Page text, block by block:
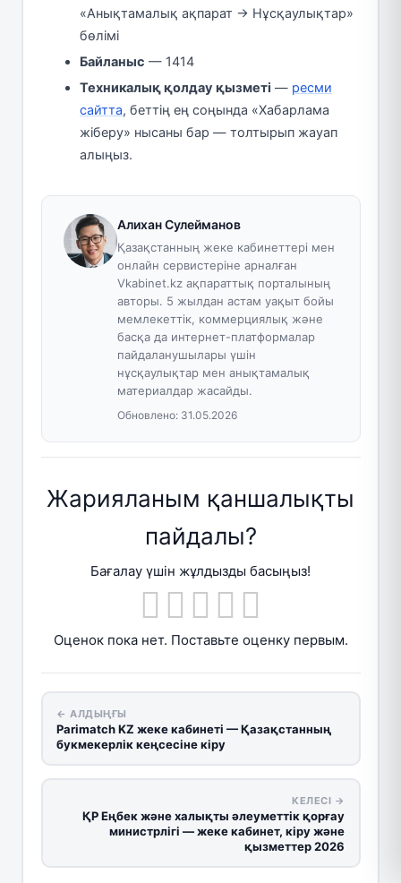
«Анықтамалық ақпарат → Нұсқаулықтар»
бөлімі
Байланыс — 1414
Техникалық қолдау қызметі — ресми
сайтта, беттің ең соңында «Хабарлама
жіберу» нысаны бар — толтырып жауап
алыңыз.
Алихан Сулейманов
Қазақстанның жеке кабинеттері мен
онлайн сервистеріне арналған
Vkabinet.kz ақпараттық порталының
авторы. 5 жылдан астам уақыт бойы
мемлекеттік, коммерциялық және
басқа да интернет-платформалар
пайдаланушылары үшін
нұсқаулықтар мен анықтамалық
материалдар жасайды.
Обновлено: 31.05.2026
Жарияланым қаншалықты
пайдалы?
Бағалау үшін жұлдызды басыңыз!
Оценок пока нет. Поставьте оценку первым.
← АЛДЫҢҒЫ
Parimatch KZ жеке кабинеті — Қазақстанның
букмекерлік кеңсесіне кіру
КЕЛЕСІ →
ҚР Еңбек және халықты әлеуметтік қорғау
министрлігі — жеке кабинет, кіру және
қызметтер 2026